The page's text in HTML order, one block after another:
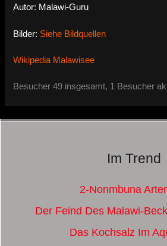
Autor: Malawi-Guru
Bilder: Siehe Bildquellen
Wikipedia Malawisee
Besucher 49 insgesamt, 1 Besucher
Im Trend
2-Nonmbuna
Der Feind Des Malawi-
Das Kochsalz Im